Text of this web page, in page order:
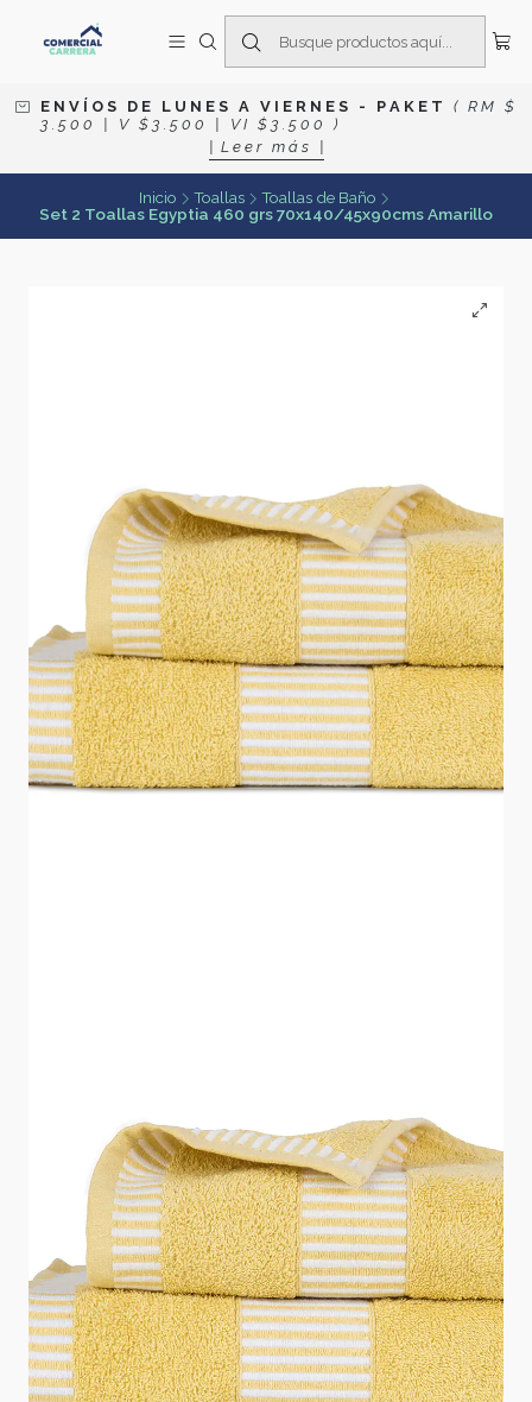
E N V Í O S D E L U N E S A V I E R N E S - P A K E T
( R M $
3 . 5 0 0 | V $ 3 . 5 0 0 | V I $ 3 . 5 0 0 )
| L e e r m á s |
Inicio Toallas
Toallas de Baño
Set 2 Toallas Egyptia 460 grs 70x140/45x90cms Amarillo